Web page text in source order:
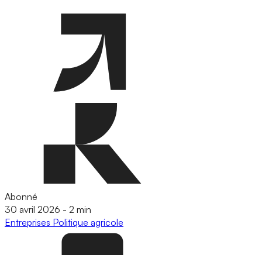
Abonné
30 avril 2026 - 2 min
Entreprises Politique agricole